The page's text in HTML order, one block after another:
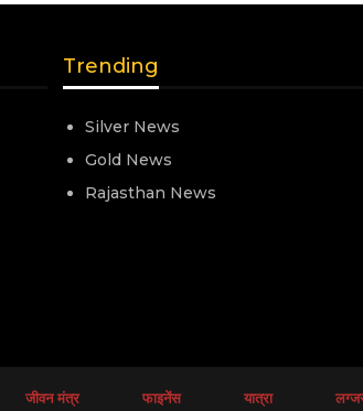
Trending
Silver News
Gold News
Rajasthan News
जीवन मंत्र फाइनेंस यात्रा